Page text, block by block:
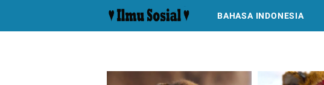
BAHASA INDONESIA